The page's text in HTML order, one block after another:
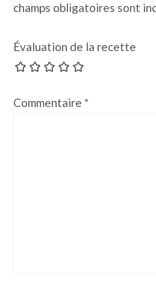
champs obligatoires sont
Évaluation de la recette
Commentaire*